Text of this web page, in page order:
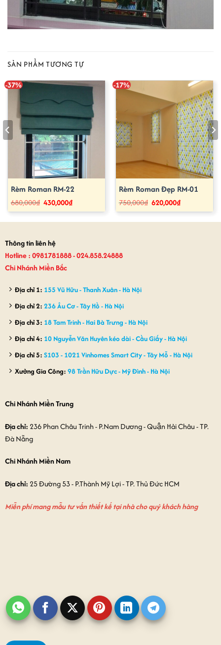
SẢN PHẨM TƯƠNG TỰ
-37%
Rèm Roman RM-22
680,000₫ Giá
gốc
là:
680,000₫.
430,000₫Giá
hiện
tại
là:
-17%
Rèm Roman Đẹp RM-01
750,000₫ Giá
gốc
là:
750,000₫.
620,000₫Giá
hiện
tại
là:
Thông tin liên hệ
Hotline : 0981781888 - 024.858.24888
Chi Nhánh Miền Bắc
Địa chỉ 1: 155 Vũ Hữu - Thanh Xuân - Hà Nội
Địa chỉ 2: 236 Âu Cơ - Tây Hồ - Hà Nội
Địa chỉ 3: 18 Tam Trinh - Hai Bà Trưng - Hà Nội
Địa chỉ 4: 10 Nguyễn Văn Huyên kéo dài - Cầu Giấy - Hà Nội
Địa chỉ 5: S103 - 1021 Vinhomes Smart City - Tây Mỗ - Hà Nội
Xưởng Gia Công: 98 Trần Hữu Dực - Mỹ Đình - Hà Nội
Chi Nhánh Miền Trung
Địa chỉ: 236 Phan Châu Trinh - P.Nam Dương - Quận Hải Châu - TP.
Đà Nẵng
Chi Nhánh Miền Nam
Địa chỉ: 25 Đường 53 - P.Thành Mỹ Lợi - TP. Thủ Đức HCM
Miễn phí mang mẫu tư vấn thiết kế tại nhà cho quý khách hàng